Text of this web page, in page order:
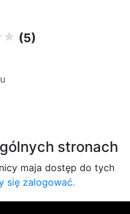
(5)
stronach
maja dostęp do tych
się zalogować.